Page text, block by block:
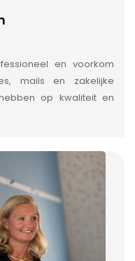
en voorkom
mails en zakelijke
op kwaliteit en